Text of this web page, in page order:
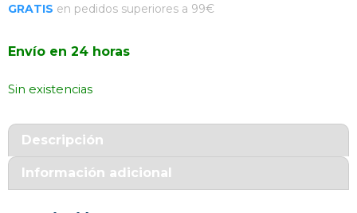
GRATIS en pedidos superiores a 99€
Envío en 24 horas
Sin existencias
Descripción
Información adicional